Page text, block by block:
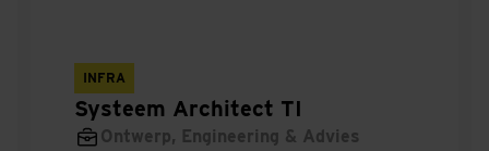
(BBL)
Projectmanager railinfra
Systeem Architect TI
Ontwerp, Engineering & Advies
INFRA